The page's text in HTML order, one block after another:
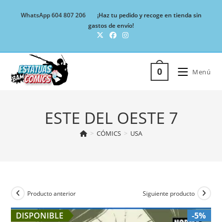
WhatsApp 604 807 206
¡Haz tu pedido y recoge en tienda sin
gastos de envío!
0 Menú
ESTE DEL OESTE 7
> CÓMICS > USA
Producto anterior Siguiente producto
DISPONIBLE -5%